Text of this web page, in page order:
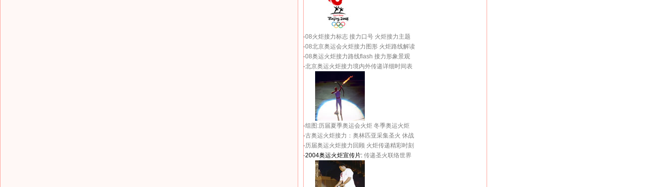
·08火炬接力标志 接力口号 火炬接力主题
·08北京奥运会火炬接力图形 火炬路线解读
·08奥运火炬接力路线flash 接力形象景观
·北京奥运火炬接力境内外传递详细时间表
·组图:历届夏季奥运会火炬 冬季奥运火炬
·古奥运火炬接力：奥林匹亚采集圣火 休战
·历届奥运火炬接力回顾 火炬传递精彩时刻
·2004奥运火炬宣传片: 传递圣火联络世界